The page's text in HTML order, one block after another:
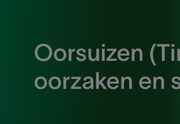
Oorsuizen
oorzaken en